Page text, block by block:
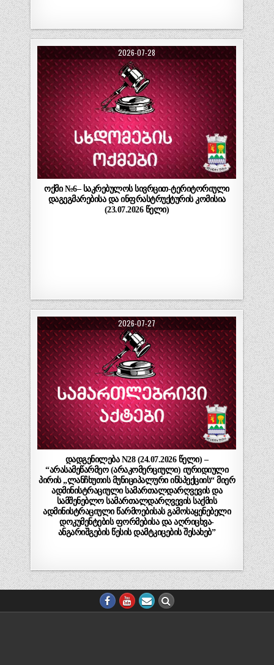
2026-07-28
ოქმი №6– საკრებულოს სივრცით-ტერიტორიული
დაგეგმარებისა და ინფრასტრუქტურის კომისია
(23.07.2026 წელი)
2026-07-27
დადგენილება N28 (24.07.2026 წელი) –
“არასამეწარმეო (არაკომერციული) იურიდიული
პირის „ლანჩხუთის მუნიციპალური ინსპექციის“ მიერ
ადმინისტრაციული სამართალდარღვევის და
სამშენებლო სამართალდარღვევის საქმის
ადმინისტრაციული წარმოებისას გამოსაყენებელი
დოკუმენტების ფორმებისა და აღრიცხვა-
ანგარიშგების წესის დამტკიცების შესახებ”